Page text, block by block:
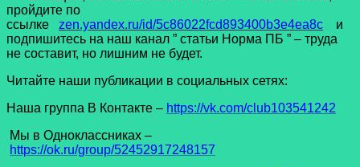
пройдите по
ссылке zen.yandex.ru/id/5c86022fcd893400b3e4ea8c
и
подпишитесь на наш канал ” статьи Норма ПБ ” – труда
не составит, но лишним не будет.
Читайте наши публикации в социальных сетях:
Наша группа В Контакте – https://vk.com/club103541242
Мы в Одноклассниках –
https://ok.ru/group/52452917248157